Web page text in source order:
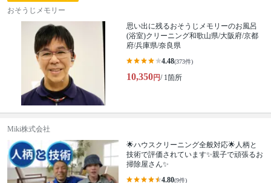
おそうじメモリー
思い出に残るおそうじメモリーのお風呂
(浴室)クリーニング和歌山県/大阪府/京都
府/兵庫県/奈良県
4.48(373件)
10,350円/ 1箇所
Miki株式会社
🌟ハウスクリーニング全般対応🌟人柄と
技術で評価されています✨親子で頑張るお
掃除屋さん✨
4.80(9件)